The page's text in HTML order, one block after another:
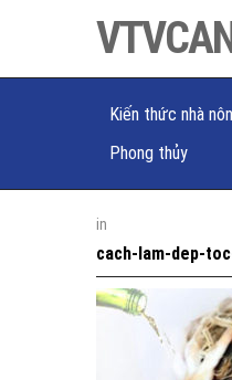
Kiến thức nhà
Phong thủy
in
cach-lam-dep-